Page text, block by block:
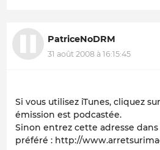
PatriceNoDRM
31 août 2008 à 16:15:45
Si vous utilisez iTunes, cliquez
émission est podcastée.
Sinon entrez cette adresse
préféré : http://